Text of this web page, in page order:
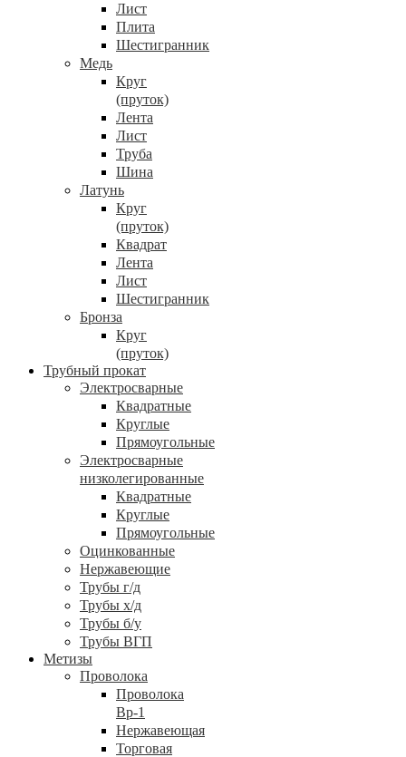
Лист
Плита
Шестигранник
Медь
Круг
(пруток)
Лента
Лист
Труба
Шина
Латунь
Круг
(пруток)
Квадрат
Лента
Лист
Шестигранник
Бронза
Круг
(пруток)
Трубный прокат
Электросварные
Квадратные
Круглые
Прямоугольные
Электросварные
низколегированные
Квадратные
Круглые
Прямоугольные
Оцинкованные
Нержавеющие
Трубы г/д
Трубы х/д
Трубы б/у
Трубы ВГП
Метизы
Проволока
Проволока
Вр-1
Нержавеющая
Торговая